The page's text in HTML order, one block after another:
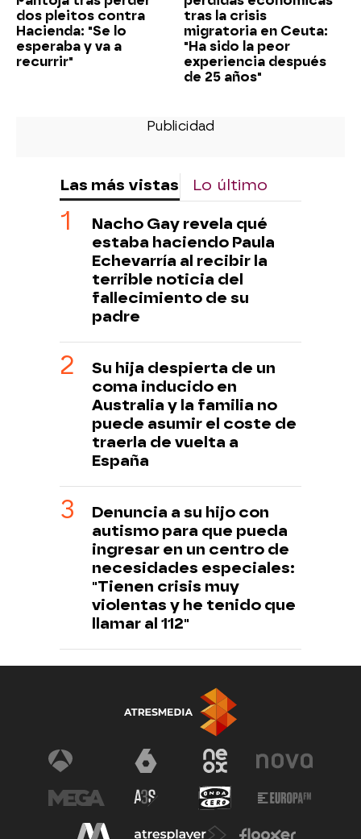
dos pleitos contra
Hacienda: "Se lo
esperaba y va a
recurrir"
tras la crisis
migratoria en Ceuta:
"Ha sido la peor
experiencia después
de 25 años"
Las más vistas Lo último
Nacho Gay revela qué
estaba haciendo Paula
Echevarría al recibir la
terrible noticia del
fallecimiento de su
padre
Su hija despierta de un
coma inducido en
Australia y la familia no
puede asumir el coste de
traerla de vuelta a
España
Denuncia a su hijo con
autismo para que pueda
ingresar en un centro de
necesidades especiales:
"Tienen crisis muy
violentas y he tenido que
llamar al 112"